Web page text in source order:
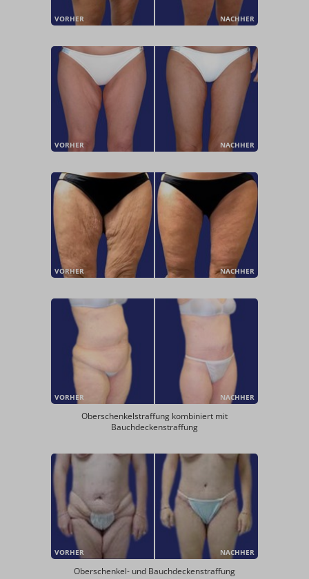
VORHER NACHHER
VORHER NACHHER
VORHER NACHHER
VORHER NACHHER
Oberschenkelstraffung kombiniert mit
Bauchdeckenstraffung
VORHER NACHHER
Oberschenkel- und Bauchdeckenstraffung